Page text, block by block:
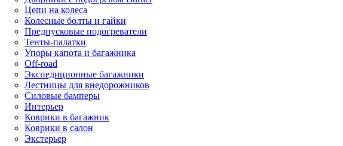
Цепи на колеса
Колесные болты и гайки
Предпусковые подогреватели
Тенты-палатки
Упоры капота и багажника
Off-road
Экспедиционные багажники
Лестницы для внедорожников
Силовые бамперы
Интерьер
Коврики в багажник
Коврики в салон
Экстерьер